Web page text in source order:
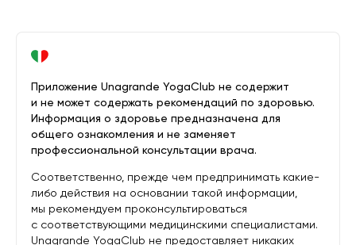
Приложение Unagrande YogaClub не содержит
и не может содержать рекомендаций по здоровью.
Информация о здоровье предназначена для
общего ознакомления и не заменяет
профессиональной консультации врача.
Соответственно, прежде чем предпринимать какие-
либо действия на основании такой информации,
мы рекомендуем проконсультироваться
с соответствующими медицинскими специалистами.
Unagrande YogaClub не предоставляет никаких